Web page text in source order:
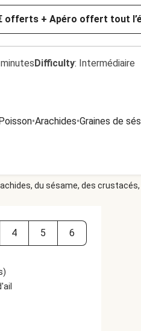
offerts + Apéro offert tout
Difficulty: Intermédiaire
•Arachides•Graines de
du sésame, des
4 5 6